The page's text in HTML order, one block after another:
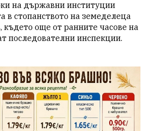
на държавни институции
в стопанството на земеделеца
още от ранните часове на
последователни инспекции.